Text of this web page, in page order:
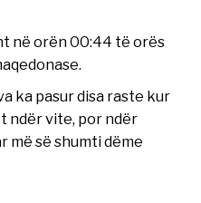
në orën 00:44 të orës
ka pasur disa raste kur
ndër vite, por ndër
së shumti dëme